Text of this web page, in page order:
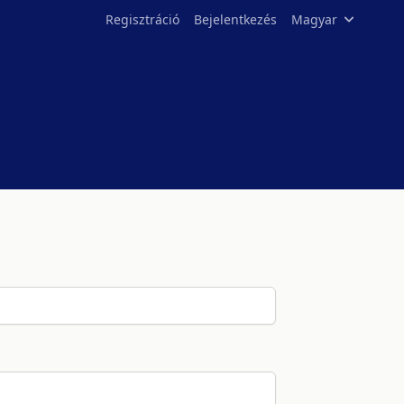
Regisztráció Bejelentkezés Magyar